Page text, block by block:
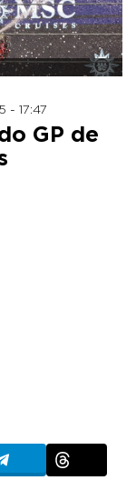
- 17:47
GP de